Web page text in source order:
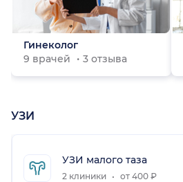
Гинеколог
9 врачей
3 отзыва
УЗИ
УЗИ малого таза
2 клиники от 400 ₽